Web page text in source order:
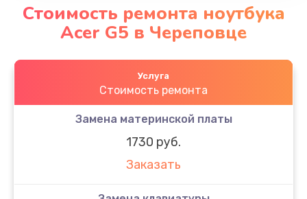
Стоимость ремонта ноутбука
Acer G5 в Череповце
Услуга
Стоимость ремонта
Замена материнской платы
1730 руб.
Заказать